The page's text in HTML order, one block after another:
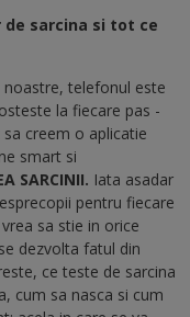
de sarcina si tot ce
noastre, telefonul este
la fiecare pas -
creem o aplicatie
smart si
SARCINII. Iata asadar
pentru fiecare
sa stie in orice
dezvolta fatul din
ce teste de sarcina
cum sa nasca si cum